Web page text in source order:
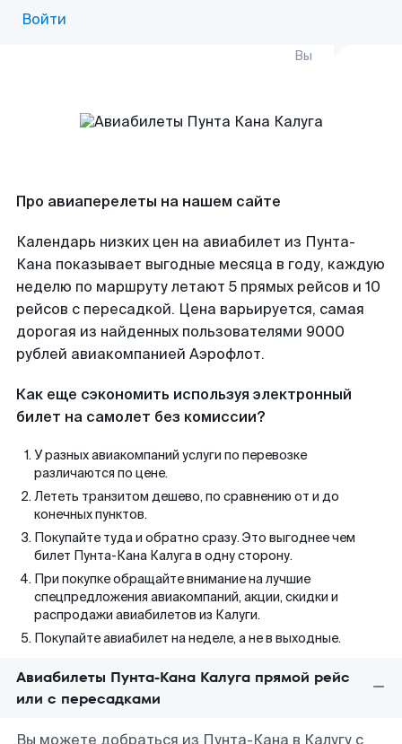
Войти
Вы
Про авиаперелеты на нашем сайте
Календарь низких цен на авиабилет из Пунта-
Кана показывает выгодные месяца в году, каждую
неделю по маршруту летают 5 прямых рейсов и 10
рейсов с пересадкой. Цена варьируется, самая
дорогая из найденных пользователями 9000
рублей авиакомпанией Аэрофлот.
Как еще сэкономить используя электронный
билет на самолет без комиссии?
У разных авиакомпаний услуги по перевозке
различаются по цене.
Лететь транзитом дешево, по сравнению от и до
конечных пунктов.
Покупайте туда и обратно сразу. Это выгоднее чем
билет Пунта-Кана Калуга в одну сторону.
При покупке обращайте внимание на лучшие
спецпредложения авиакомпаний, акции, скидки и
распродажи авиабилетов из Калуги.
Покупайте авиабилет на неделе, а не в выходные.
Авиабилеты Пунта-Кана Калуга прямой рейс
или с пересадками
Вы можете добраться из Пунта-Кана в Калугу с